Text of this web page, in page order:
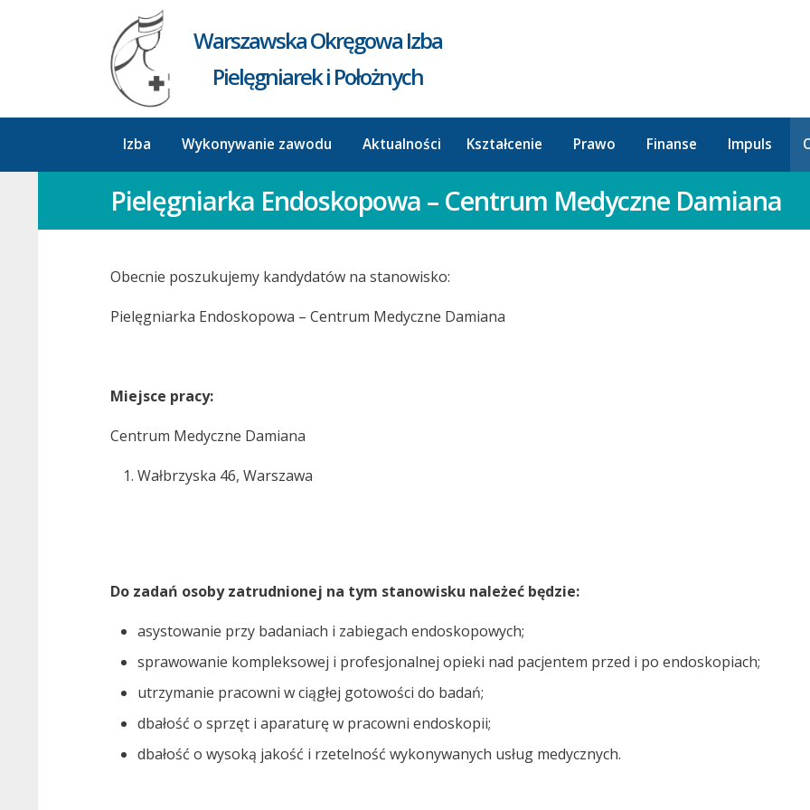
Warszawska Okręgowa Izba
Pielęgniarek i Położnych
Izba Wykonywanie zawodu Aktualności Kształcenie Prawo Finanse Impuls
Pielęgniarka Endoskopowa – Centrum Medyczne Damiana
Obecnie poszukujemy kandydatów na stanowisko:
Pielęgniarka Endoskopowa – Centrum Medyczne Damiana
Miejsce pracy:
Centrum Medyczne Damiana
Wałbrzyska 46, Warszawa
Do zadań osoby zatrudnionej na tym stanowisku należeć będzie:
asystowanie przy badaniach i zabiegach endoskopowych;
sprawowanie kompleksowej i profesjonalnej opieki nad pacjentem przed i po endoskopiach;
utrzymanie pracowni w ciągłej gotowości do badań;
dbałość o sprzęt i aparaturę w pracowni endoskopii;
dbałość o wysoką jakość i rzetelność wykonywanych usług medycznych.